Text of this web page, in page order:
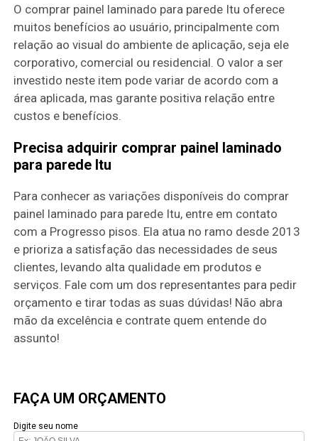
O comprar painel laminado para parede Itu oferece
muitos benefícios ao usuário, principalmente com
relação ao visual do ambiente de aplicação, seja ele
corporativo, comercial ou residencial. O valor a ser
investido neste item pode variar de acordo com a
área aplicada, mas garante positiva relação entre
custos e benefícios.
Precisa adquirir comprar painel laminado
para parede Itu
Para conhecer as variações disponíveis do comprar
painel laminado para parede Itu, entre em contato
com a Progresso pisos. Ela atua no ramo desde 2013
e prioriza a satisfação das necessidades de seus
clientes, levando alta qualidade em produtos e
serviços. Fale com um dos representantes para pedir
orçamento e tirar todas as suas dúvidas! Não abra
mão da excelência e contrate quem entende do
assunto!
FAÇA UM ORÇAMENTO
Digite seu nome